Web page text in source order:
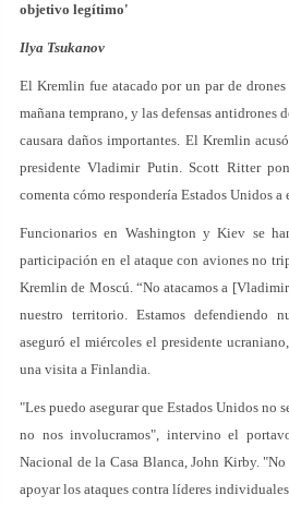
objetivo legítimo'
Ilya Tsukanov
El Kremlin fue atacado por un par de
mañana temprano, y las defensas antidrones
causara daños importantes. El Kremlin
presidente Vladimir Putin. Scott Ritter
comenta cómo respondería Estados Unidos
Funcionarios en Washington y Kiev se
participación en el ataque con aviones no
Kremlin de Moscú. “No atacamos a
nuestro territorio. Estamos defendiendo
aseguró el miércoles el presidente
una visita a Finlandia.
"Les puedo asegurar que Estados Unidos no
no nos involucramos", intervino el
Nacional de la Casa Blanca, John Kirby.
apoyar los ataques contra líderes